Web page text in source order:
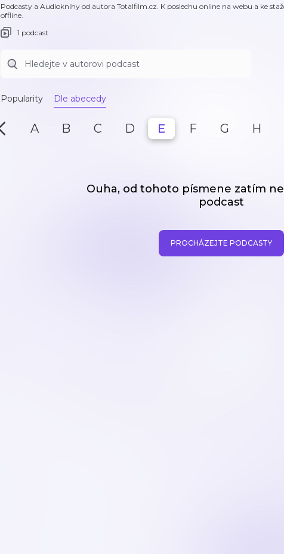
Podcasty a Audioknihy od autora Totalfilm.cz. K poslechu online na webu a ke
offline.
1 podcast
Popularity Dle abecedy
A B C D E F G H
Ouha, od tohoto písmene zatím
podcast
PROCHÁZEJTE PODCASTY